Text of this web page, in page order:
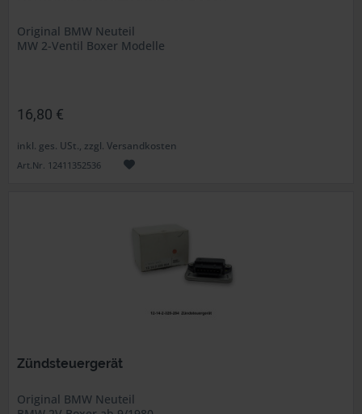
Original BMW Neuteil
MW 2-Ventil Boxer Modelle
16,80 €
inkl. ges. USt., zzgl. Versandkosten
Art.Nr. 12411352536
Zündsteuergerät
Original BMW Neuteil